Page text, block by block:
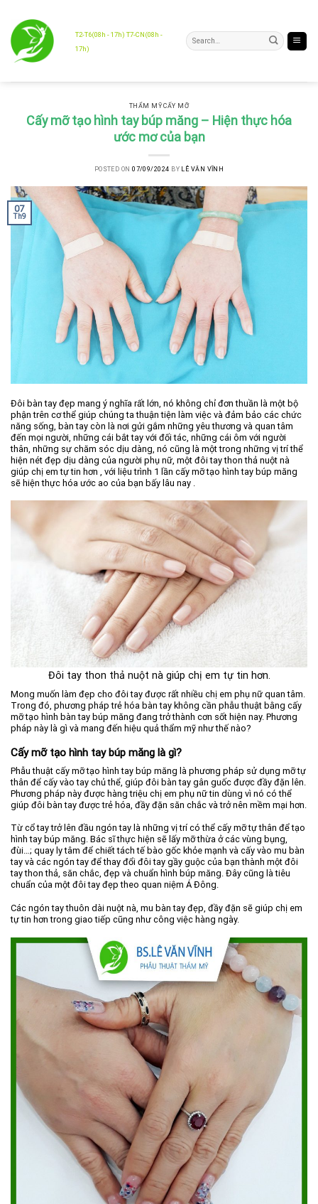
content
T2-T6(08h - 17h) T7-CN(08h -
17h)
THẨM MỸ CẤY MỠ
Cấy mỡ tạo hình tay búp măng – Hiện thực hóa
ước mơ của bạn
POSTED ON07/09/2024 BY LÊ VĂN VĨNH
07
Th9
Đôi bàn tay đẹp mang ý nghĩa rất lớn, nó không chỉ đơn thuần là một bộ
phận trên cơ thể giúp chúng ta thuận tiện làm việc và đảm bảo các chức
năng sống, bàn tay còn là nơi gửi gắm những yêu thương và quan tâm
đến mọi người, những cái bắt tay với đối tác, những cái ôm với người
thân, những sự chăm sóc dịu dàng, nó cũng là một trong những vị trí thể
hiện nét đẹp dịu dàng của người phụ nữ, một đôi tay thon thả nuột nà
giúp chị em tự tin hơn , với liệu trình 1 lần cấy mỡ tạo hình tay búp măng
sẽ hiện thực hóa ước ao của bạn bấy lâu nay .
Đôi tay thon thả nuột nà giúp chị em tự tin hơn.
Mong muốn làm đẹp cho đôi tay được rất nhiều chị em phụ nữ quan tâm.
Trong đó, phương pháp trẻ hóa bàn tay không cần phẫu thuật bằng cấy
mỡ tạo hình bàn tay búp măng đang trở thành cơn sốt hiện nay. Phương
pháp này là gì và mang đến hiệu quả thẩm mỹ như thế nào?
Cấy mỡ tạo hình tay búp măng là gì?
Phẫu thuật cấy mỡ tạo hình tay búp măng là phương pháp sử dụng mỡ tự
thân để cấy vào tay chủ thể, giúp đôi bàn tay gân guốc được đầy đặn lên.
Phương pháp này được hàng triệu chị em phụ nữ tin dùng vì nó có thể
giúp đôi bàn tay được trẻ hóa, đầy đặn săn chắc và trở nên mềm mại hơn.
Từ cổ tay trở lên đầu ngón tay là những vị trí có thể cấy mỡ tự thân để tạo
hình tay búp măng. Bác sĩ thực hiện sẽ lấy mỡ thừa ở các vùng bụng,
đùi…; quay ly tâm để chiết tách tế bào gốc khỏe mạnh và cấy vào mu bàn
tay và các ngón tay để thay đổi đôi tay gầy guộc của bạn thành một đôi
tay thon thả, săn chắc, đẹp và chuẩn hình búp măng. Đây cũng là tiêu
chuẩn của một đôi tay đẹp theo quan niệm Á Đông.
Các ngón tay thuôn dài nuột nà, mu bàn tay đẹp, đầy đặn sẽ giúp chị em
tự tin hơn trong giao tiếp cũng như công việc hàng ngày.